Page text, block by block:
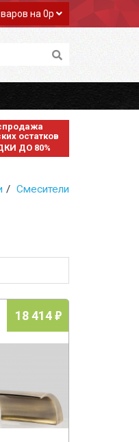
на 0р
остатков
ДО 80%
Смесители
18 414